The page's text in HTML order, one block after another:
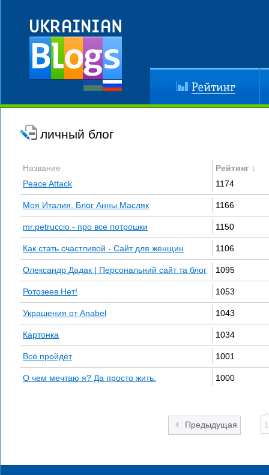
Рейтинг
личный блог
Название
Рейтинг ↓
Peace Attack
1174
Моя Италия. Блог Анны Масляк 1166
mr.petruccio - про все потрошки 1150
Как стать счастливой - Сайт для женщин 1106
Олександр Дадак | Персональний сайт та блог 1095
Ротозеев Нет! 1053
Украшения от Anabel 1043
Картонка 1034
Всё пройдёт 1001
О чем мечтаю я? Да просто жить. 1000
Предыдущая 1